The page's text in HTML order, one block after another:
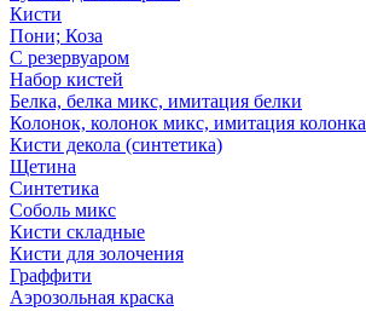
Кисти
Пони; Коза
С резервуаром
Набор кистей
Белка, белка микс, имитация белки
Колонок, колонок микс, имитация колонка
Кисти декола (синтетика)
Щетина
Синтетика
Соболь микс
Кисти складные
Кисти для золочения
Граффити
Аэрозольная краска